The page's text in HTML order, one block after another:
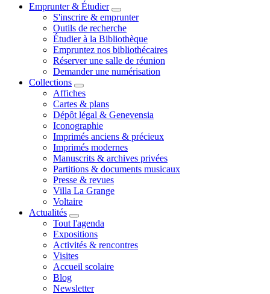
Emprunter & Étudier
S'inscrire & emprunter
Outils de recherche
Étudier à la Bibliothèque
Empruntez nos bibliothécaires
Réserver une salle de réunion
Demander une numérisation
Collections
Affiches
Cartes & plans
Dépôt légal & Genevensia
Iconographie
Imprimés anciens & précieux
Imprimés modernes
Manuscrits & archives privées
Partitions & documents musicaux
Presse & revues
Villa La Grange
Voltaire
Actualités
Tout l'agenda
Expositions
Activités & rencontres
Visites
Accueil scolaire
Blog
Newsletter